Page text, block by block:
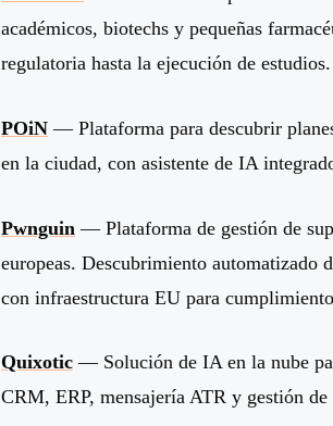
académicos, biotechs y pequeñas
regulatoria hasta la ejecución de estudios.
POiN — Plataforma para descubrir
en la ciudad, con asistente de IA
Pwnguin — Plataforma de gestión de
europeas. Descubrimiento automatizado
con infraestructura EU para
Quixotic — Solución de IA en la nube
CRM, ERP, mensajería ATR y gestión de